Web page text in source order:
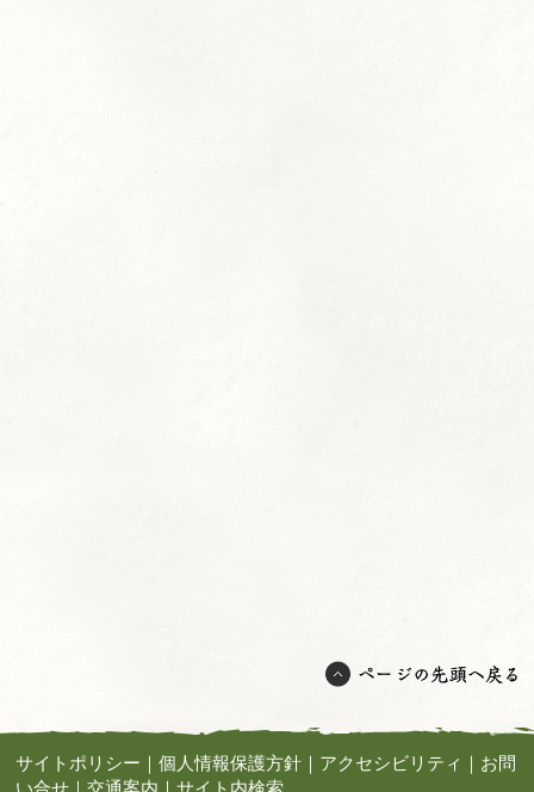
サイトポリシー ｜個人情報保護方針 ｜ アクセシビリティ ｜ お問
い合せ ｜交通案内 ｜サイト内検索